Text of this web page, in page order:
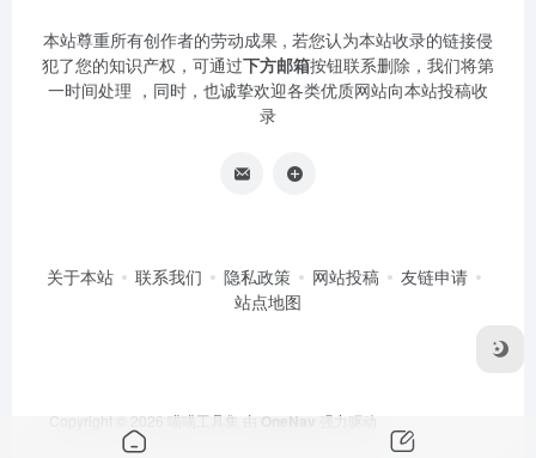
本站尊重所有创作者的劳动成果 , 若您认为本站收录的链接侵
犯了您的知识产权，可通过下方邮箱按钮联系删除，我们将第
一时间处理 ，同时，也诚挚欢迎各类优质网站向本站投稿收
录
关于本站 联系我们 隐私政策 网站投稿
友链申请
站点地图
Copyright © 2026 喵喵工具集 由 OneNav 强力驱动